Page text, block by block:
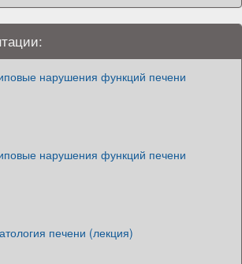
нарушения функций печени
нарушения функций печени
печени (лекция)